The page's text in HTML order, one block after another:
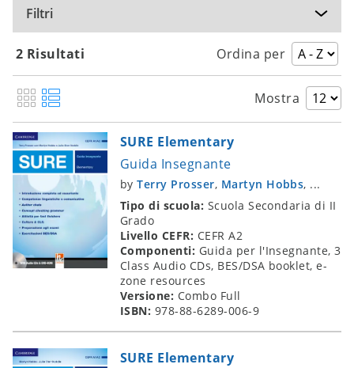
Filtri
2 Risultati Ordina per
Mostra
SURE Elementary
Guida Insegnante
byTerry Prosser, Martyn Hobbs, ...
Tipo di scuola: Scuola Secondaria di II
Grado
Livello CEFR: CEFR A2
Componenti: Guida per l'Insegnante, 3
Class Audio CDs, BES/DSA booklet, e-
zone resources
Versione: Combo Full
ISBN: 978-88-6289-006-9
SURE Elementary